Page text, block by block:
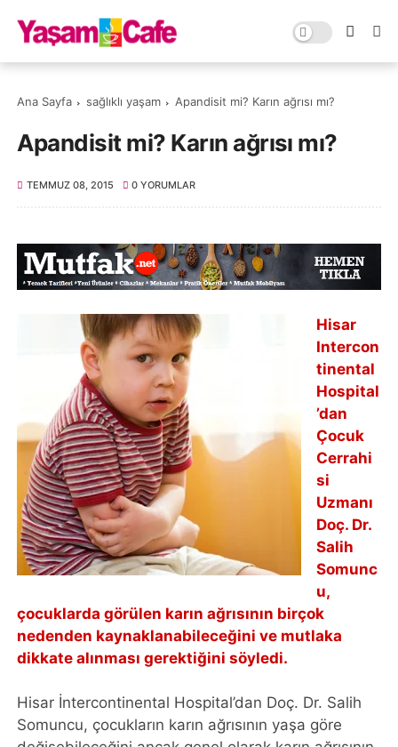
Ana Sayfa sağlıklı yaşam Apandisit mi? Karın ağrısı mı?
Apandisit mi? Karın ağrısı mı?
TEMMUZ 08, 2015 0 YORUMLAR
Hisar
Intercon
tinental
Hospital
’dan
Çocuk
Cerrahi
si
Uzmanı
Doç. Dr.
Salih
Somunc
u,
çocuklarda görülen karın ağrısının birçok
nedenden kaynaklanabileceğini ve mutlaka
dikkate alınması gerektiğini söyledi.
Hisar İntercontinental Hospital’dan Doç. Dr. Salih
Somuncu, çocukların karın ağrısının yaşa göre